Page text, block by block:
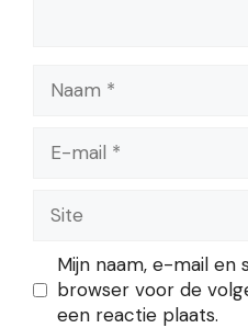
mail
Mijn naam, e-mail en
browser voor de
een reactie plaats.